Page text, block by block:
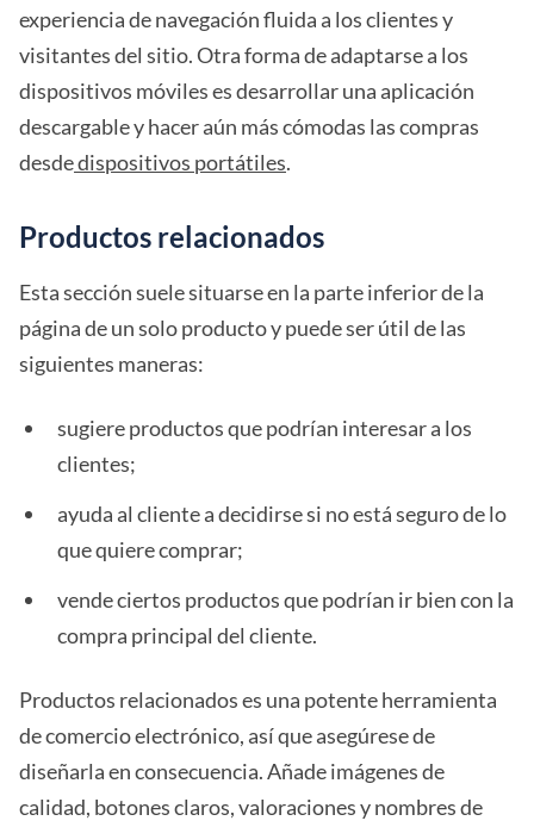
experiencia de navegación fluida a los clientes y
visitantes del sitio. Otra forma de adaptarse a los
dispositivos móviles es desarrollar una aplicación
descargable y hacer aún más cómodas las compras
desdedispositivos portátiles.
Productos relacionados
Esta sección suele situarse en la parte inferior de la
página de un solo producto y puede ser útil de las
siguientes maneras:
sugiere productos que podrían interesar a los
clientes;
ayuda al cliente a decidirse si no está seguro de lo
que quiere comprar;
vende ciertos productos que podrían ir bien con la
compra principal del cliente.
Productos relacionados es una potente herramienta
de comercio electrónico, así que asegúrese de
diseñarla en consecuencia. Añade imágenes de
calidad, botones claros, valoraciones y nombres de